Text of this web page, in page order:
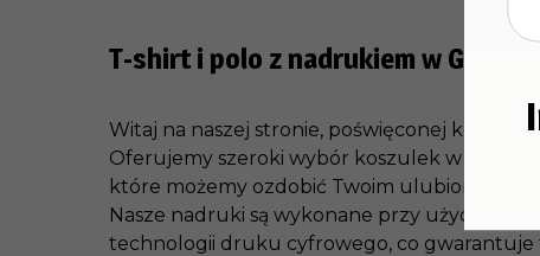
T-shirt i polo z nadrukiem w Gdańsku
Witaj na naszej stronie, poświęconej
Oferujemy szeroki wybór koszulek w
które możemy ozdobić Twoim ulubionym
Nasze nadruki są wykonane przy użyciu
technologii druku cyfrowego, co gwarantuje